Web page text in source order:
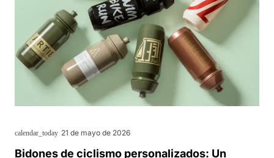
calendar_today 21 de mayo de 2026
Bidones de ciclismo personalizados: Un